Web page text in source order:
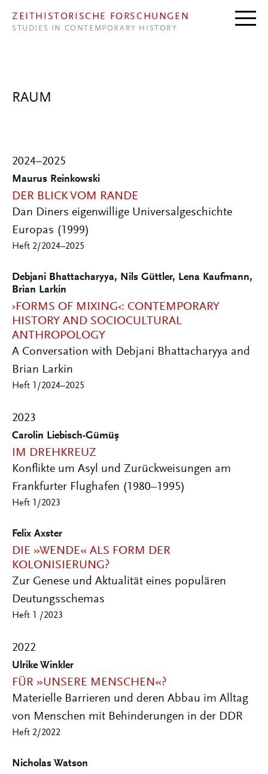
ZEITHISTORISCHE FORSCHUNGEN
STUDIES IN CONTEMPORARY HISTORY
RAUM
2024–2025
Maurus Reinkowski
DER BLICK VOM RANDE
Dan Diners eigenwillige Universalgeschichte
Europas (1999)
Heft 2/2024–2025
Debjani Bhattacharyya, Nils Güttler, Lena Kaufmann,
Brian Larkin
›FORMS OF MIXING‹: CONTEMPORARY
HISTORY AND SOCIOCULTURAL
ANTHROPOLOGY
A Conversation with Debjani Bhattacharyya and
Brian Larkin
Heft 1/2024–2025
2023
Carolin Liebisch-Gümüş
IM DREHKREUZ
Konflikte um Asyl und Zurückweisungen am
Frankfurter Flughafen (1980–1995)
Heft 1/2023
Felix Axster
DIE »WENDE« ALS FORM DER
KOLONISIERUNG?
Zur Genese und Aktualität eines populären
Deutungsschemas
Heft 1 /2023
2022
Ulrike Winkler
FÜR »UNSERE MENSCHEN«?
Materielle Barrieren und deren Abbau im Alltag
von Menschen mit Behinderungen in der DDR
Heft 2/2022
Nicholas Watson